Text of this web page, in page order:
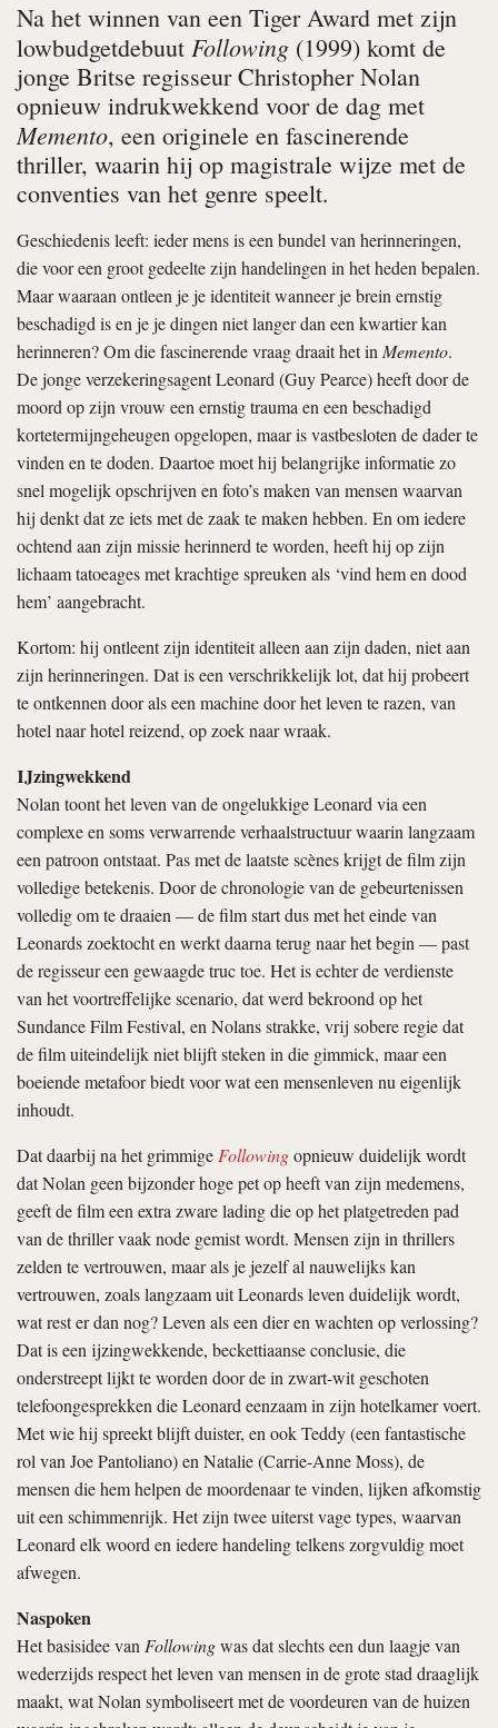
Na het winnen van een Tiger Award met zijn
lowbudgetdebuut Following (1999) komt de
jonge Britse regisseur Christopher Nolan
opnieuw indrukwekkend voor de dag met
Memento, een originele en fascinerende
thriller, waarin hij op magistrale wijze met de
conventies van het genre speelt.
Geschiedenis leeft: ieder mens is een bundel van herinneringen,
die voor een groot gedeelte zijn handelingen in het heden bepalen.
Maar waaraan ontleen je je identiteit wanneer je brein ernstig
beschadigd is en je je dingen niet langer dan een kwartier kan
herinneren? Om die fascinerende vraag draait het inMemento.
De jonge verzekeringsagent Leonard (Guy Pearce) heeft door de
moord op zijn vrouw een ernstig trauma en een beschadigd
kortetermijngeheugen opgelopen, maar is vastbesloten de dader te
vinden en te doden. Daartoe moet hij belangrijke informatie zo
snel mogelijk opschrijven en foto’s maken van mensen waarvan
hij denkt dat ze iets met de zaak te maken hebben. En om iedere
ochtend aan zijn missie herinnerd te worden, heeft hij op zijn
lichaam tatoeages met krachtige spreuken als ‘vind hem en dood
hem’ aangebracht.
Kortom: hij ontleent zijn identiteit alleen aan zijn daden, niet aan
zijn herinneringen. Dat is een verschrikkelijk lot, dat hij probeert
te ontkennen door als een machine door het leven te razen, van
hotel naar hotel reizend, op zoek naar wraak.
IJzingwekkend
Nolan toont het leven van de ongelukkige Leonard via een
complexe en soms verwarrende verhaalstructuur waarin langzaam
een patroon ontstaat. Pas met de laatste scènes krijgt de film zijn
volledige betekenis. Door de chronologie van de gebeurtenissen
volledig om te draaien — de film start dus met het einde van
Leonards zoektocht en werkt daarna terug naar het begin — past
de regisseur een gewaagde truc toe. Het is echter de verdienste
van het voortreffelijke scenario, dat werd bekroond op het
Sundance Film Festival, en Nolans strakke, vrij sobere regie dat
de film uiteindelijk niet blijft steken in die gimmick, maar een
boeiende metafoor biedt voor wat een mensenleven nu eigenlijk
inhoudt.
Dat daarbij na het grimmigeFollowingopnieuw duidelijk wordt
dat Nolan geen bijzonder hoge pet op heeft van zijn medemens,
geeft de film een extra zware lading die op het platgetreden pad
van de thriller vaak node gemist wordt. Mensen zijn in thrillers
zelden te vertrouwen, maar als je jezelf al nauwelijks kan
vertrouwen, zoals langzaam uit Leonards leven duidelijk wordt,
wat rest er dan nog? Leven als een dier en wachten op verlossing?
Dat is een ijzingwekkende, beckettiaanse conclusie, die
onderstreept lijkt te worden door de in zwart-wit geschoten
telefoongesprekken die Leonard eenzaam in zijn hotelkamer voert.
Met wie hij spreekt blijft duister, en ook Teddy (een fantastische
rol van Joe Pantoliano) en Natalie (Carrie-Anne Moss), de
mensen die hem helpen de moordenaar te vinden, lijken afkomstig
uit een schimmenrijk. Het zijn twee uiterst vage types, waarvan
Leonard elk woord en iedere handeling telkens zorgvuldig moet
afwegen.
Naspoken
Het basisidee vanFollowingwas dat slechts een dun laagje van
wederzijds respect het leven van mensen in de grote stad draaglijk
maakt, wat Nolan symboliseert met de voordeuren van de huizen